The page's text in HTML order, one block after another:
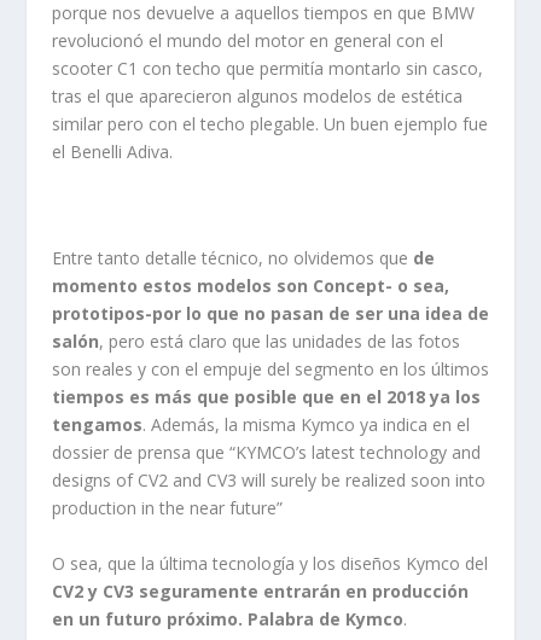
porque nos devuelve a aquellos tiempos en que BMW
revolucionó el mundo del motor en general con el
scooter C1 con techo que permitía montarlo sin casco,
tras el que aparecieron algunos modelos de estética
similar pero con el techo plegable. Un buen ejemplo fue
el Benelli Adiva.
Entre tanto detalle técnico, no olvidemos que de
momento estos modelos son Concept- o sea,
prototipos-por lo que no pasan de ser una idea de
salón, pero está claro que las unidades de las fotos
son reales y con el empuje del segmento en los últimos
tiempos es más que posible que en el 2018 ya los
tengamos. Además, la misma Kymco ya indica en el
dossier de prensa que “KYMCO’s latest technology and
designs of CV2 and CV3 will surely be realized soon into
production in the near future”
O sea, que la última tecnología y los diseños Kymco del
CV2 y CV3 seguramente entrarán en producción
en un futuro próximo. Palabra de Kymco.